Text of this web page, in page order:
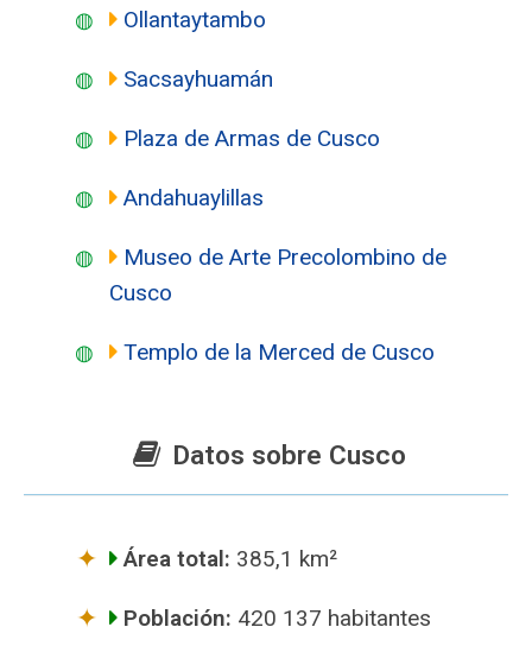
Ollantaytambo
Sacsayhuamán
Plaza de Armas de Cusco
Andahuaylillas
Museo de Arte Precolombino de
Cusco
Templo de la Merced de Cusco
Datos sobre Cusco
Área total: 385,1 km²
Población: 420 137 habitantes